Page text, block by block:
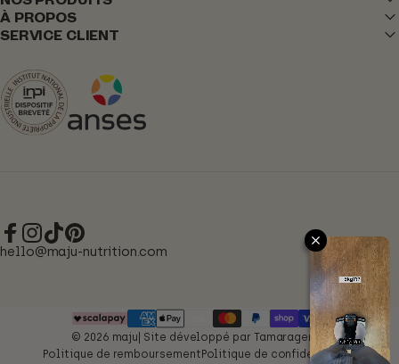
À PROPOS
SERVICE CLIENT
maju maju
Facebook
Instagram
TikTokPinterest
hello@maju-nutrition.com
© 2026 maju| Site développé par Tamaragency
Politique de remboursement Politique de confidentialité